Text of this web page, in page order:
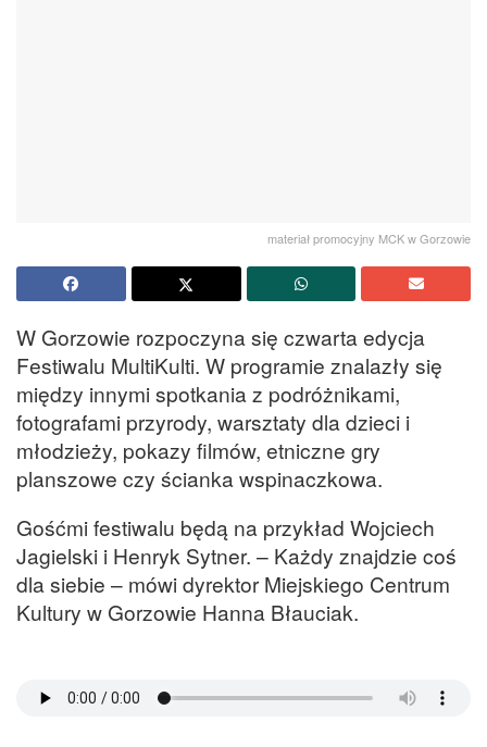
materiał promocyjny MCK w Gorzowie
W Gorzowie rozpoczyna się czwarta edycja
Festiwalu MultiKulti. W programie znalazły się
między innymi spotkania z podróżnikami,
fotografami przyrody, warsztaty dla dzieci i
młodzieży, pokazy filmów, etniczne gry
planszowe czy ścianka wspinaczkowa.
Gośćmi festiwalu będą na przykład Wojciech
Jagielski i Henryk Sytner. – Każdy znajdzie coś
dla siebie – mówi dyrektor Miejskiego Centrum
Kultury w Gorzowie Hanna Błauciak.